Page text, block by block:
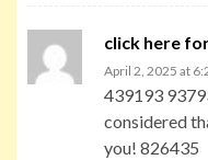
click here
April 2, 2025 at
439193
considered
you! 826435